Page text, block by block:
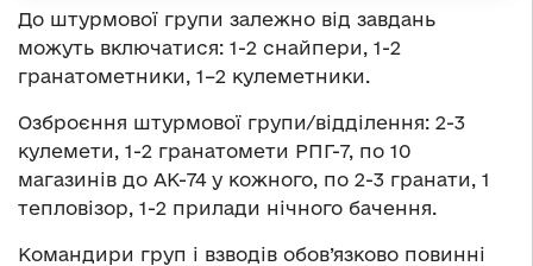
До штурмової групи залежно від завдань
можуть включатися: 1-2 снайпери, 1-2
гранатометники, 1–2 кулеметники.
Озброєння штурмової групи/відділення: 2-3
кулемети, 1-2 гранатомети РПГ-7, по 10
магазинів до АК-74 у кожного, по 2-3 гранати, 1
тепловізор, 1-2 прилади нічного бачення.
Командири груп і взводів обов’язково повинні